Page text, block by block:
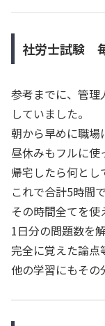
社労士試験
参考までに、管理
していました。
朝から早めに職場
昼休みもフルに使
帰宅したら何とし
これで合計5時間で
その時間全てを
1日分の問題数を
完全に覚えた論点
他の学習にもその